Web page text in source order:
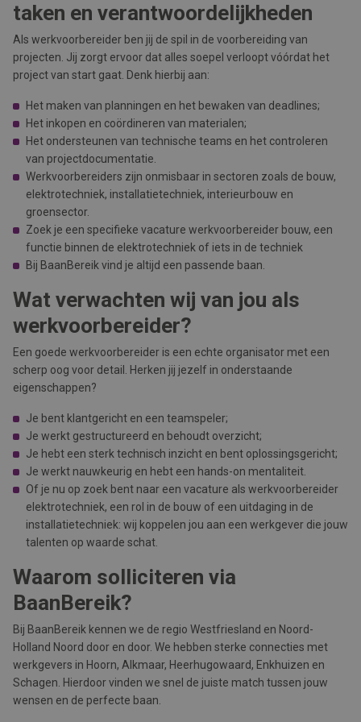
taken en verantwoordelijkheden
Als werkvoorbereider ben jij de spil in de voorbereiding van
projecten. Jij zorgt ervoor dat alles soepel verloopt vóórdat het
project van start gaat. Denk hierbij aan:
Het maken van planningen en het bewaken van deadlines;
Het inkopen en coördineren van materialen;
Het ondersteunen van technische teams en het controleren
van projectdocumentatie.
Werkvoorbereiders zijn onmisbaar in sectoren zoals de bouw,
elektrotechniek, installatietechniek, interieurbouw en
groensector.
Zoek je een specifieke vacature werkvoorbereider bouw, een
functie binnen de elektrotechniek of iets in de techniek
Bij BaanBereik vind je altijd een passende baan.
Wat verwachten wij van jou als
werkvoorbereider?
Een goede werkvoorbereider is een echte organisator met een
scherp oog voor detail. Herken jij jezelf in onderstaande
eigenschappen?
Je bent klantgericht en een teamspeler;
Je werkt gestructureerd en behoudt overzicht;
Je hebt een sterk technisch inzicht en bent oplossingsgericht;
Je werkt nauwkeurig en hebt een hands-on mentaliteit.
Of je nu op zoek bent naar een vacature als werkvoorbereider
elektrotechniek, een rol in de bouw of een uitdaging in de
installatietechniek: wij koppelen jou aan een werkgever die jouw
talenten op waarde schat.
Waarom solliciteren via
BaanBereik?
Bij BaanBereik kennen we de regio Westfriesland en Noord-
Holland Noord door en door. We hebben sterke connecties met
werkgevers in Hoorn, Alkmaar, Heerhugowaard, Enkhuizen en
Schagen. Hierdoor vinden we snel de juiste match tussen jouw
wensen en de perfecte baan.